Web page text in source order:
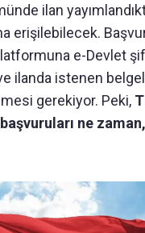
ilan
erişilebilecek.
e-Devlet
ilanda istenen
gerekiyor. Peki,
ne